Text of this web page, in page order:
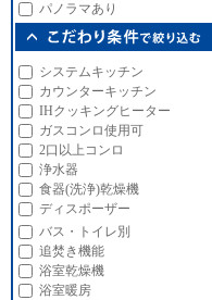
パノラマあり
システムキッチン
カウンターキッチン
IHクッキングヒーター
ガスコンロ使用可
2口以上コンロ
浄水器
食器(洗浄)乾燥機
ディスポーザー
バス・トイレ別
追焚き機能
浴室乾燥機
浴室暖房